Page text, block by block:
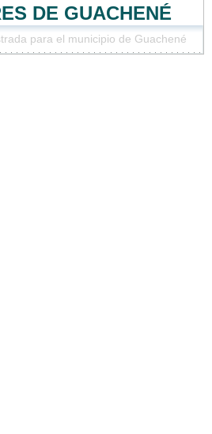
DE GUACHENÉ
para el municipio de Guachené